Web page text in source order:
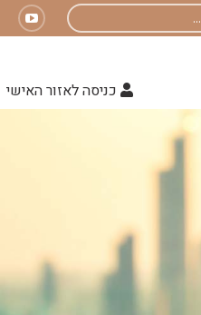
in
כניסה לאזור האישי